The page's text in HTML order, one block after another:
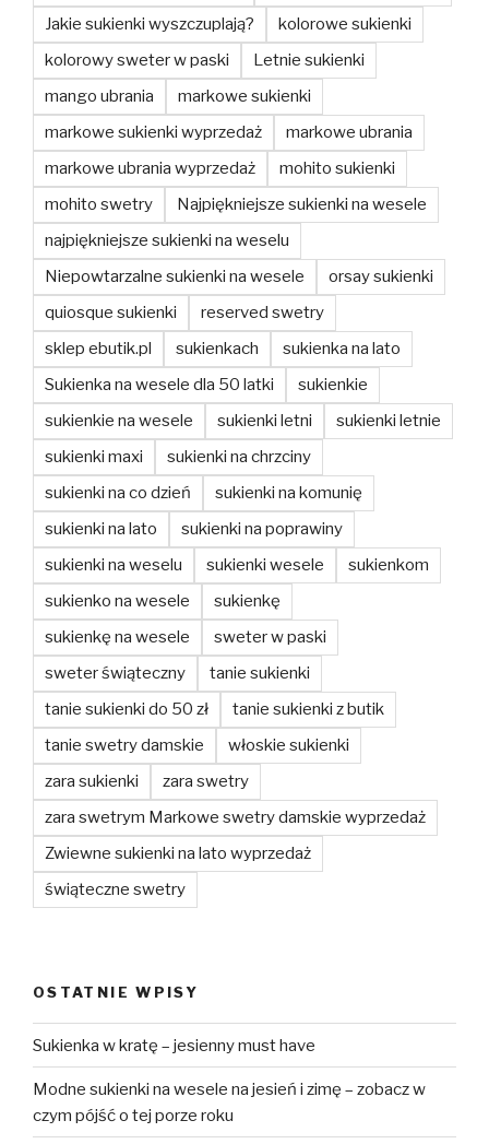
Jakie sukienki wyszczuplają?
kolorowe sukienki
kolorowy sweter w paski
Letnie sukienki
mango ubrania
markowe sukienki
markowe sukienki wyprzedaż
markowe ubrania
markowe ubrania wyprzedaż
mohito sukienki
mohito swetry
Najpiękniejsze sukienki na wesele
najpiękniejsze sukienki na weselu
Niepowtarzalne sukienki na wesele
orsay sukienki
quiosque sukienki
reserved swetry
sklep ebutik.pl
sukienkach
sukienka na lato
Sukienka na wesele dla 50 latki
sukienkie
sukienkie na wesele
sukienki letni
sukienki letnie
sukienki maxi
sukienki na chrzciny
sukienki na co dzień
sukienki na komunię
sukienki na lato
sukienki na poprawiny
sukienki na weselu
sukienki wesele
sukienkom
sukienko na wesele
sukienkę
sukienkę na wesele
sweter w paski
sweter świąteczny
tanie sukienki
tanie sukienki do 50 zł
tanie sukienki z butik
tanie swetry damskie
włoskie sukienki
zara sukienki
zara swetry
zara swetrym Markowe swetry damskie wyprzedaż
Zwiewne sukienki na lato wyprzedaż
świąteczne swetry
OSTATNIE WPISY
Sukienka w kratę – jesienny must have
Modne sukienki na wesele na jesień i zimę – zobacz w
czym pójść o tej porze roku